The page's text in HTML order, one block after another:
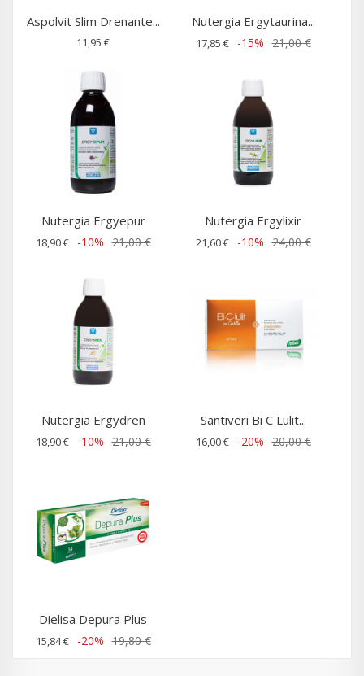
Aspolvit Slim Drenante...
11,95 €
Nutergia Ergytaurina...
17,85 € -15% 21,00 €
Nutergia Ergyepur
18,90 € -10% 21,00 €
Nutergia Ergylixir
21,60 € -10% 24,00 €
Nutergia Ergydren
18,90 € -10% 21,00 €
Santiveri Bi C Lulit...
16,00 € -20% 20,00 €
Dielisa Depura Plus
15,84 € -20% 19,80 €